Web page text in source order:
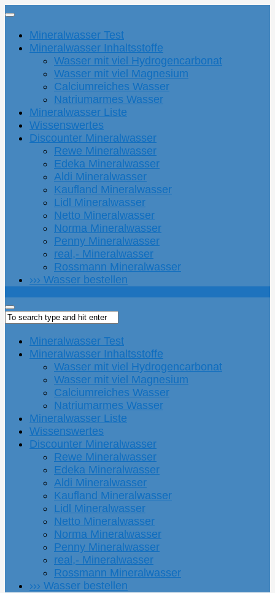
Mineralwasser Test
Mineralwasser Inhaltsstoffe
Wasser mit viel Hydrogencarbonat
Wasser mit viel Magnesium
Calciumreiches Wasser
Natriumarmes Wasser
Mineralwasser Liste
Wissenswertes
Discounter Mineralwasser
Rewe Mineralwasser
Edeka Mineralwasser
Aldi Mineralwasser
Kaufland Mineralwasser
Lidl Mineralwasser
Netto Mineralwasser
Norma Mineralwasser
Penny Mineralwasser
real,- Mineralwasser
Rossmann Mineralwasser
››› Wasser bestellen
Mineralwasser Test
Mineralwasser Inhaltsstoffe
Wasser mit viel Hydrogencarbonat
Wasser mit viel Magnesium
Calciumreiches Wasser
Natriumarmes Wasser
Mineralwasser Liste
Wissenswertes
Discounter Mineralwasser
Rewe Mineralwasser
Edeka Mineralwasser
Aldi Mineralwasser
Kaufland Mineralwasser
Lidl Mineralwasser
Netto Mineralwasser
Norma Mineralwasser
Penny Mineralwasser
real,- Mineralwasser
Rossmann Mineralwasser
››› Wasser bestellen